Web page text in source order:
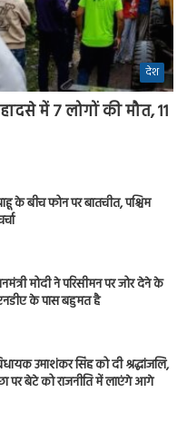
देश
में 7 लोगों की मौत, 11
के बीच फोन पर बातचीत, पश्चिम
मोदी ने परिसीमन पर जोर देने के
के पास बहुमत है
उमाशंकर सिंह को दी श्रद्धांजलि,
पर बेटे को राजनीति में लाएंगे आगे